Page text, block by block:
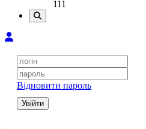
111
Відновити пароль
Увійти